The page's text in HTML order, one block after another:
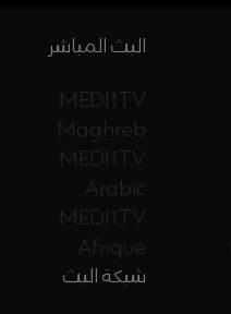
البث المباشر
MEDI1TV
Maghreb
MEDI1TV
Arabic
MEDI1TV
Afrique
شبكة البث